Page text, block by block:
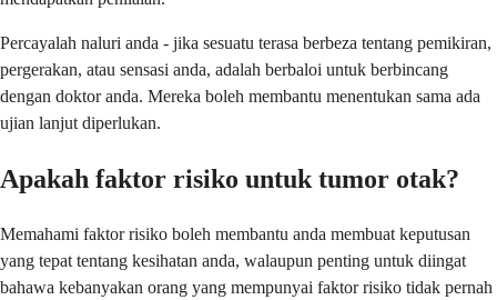
Percayalah naluri anda - jika sesuatu terasa berbeza tentang pemikiran,
pergerakan, atau sensasi anda, adalah berbaloi untuk berbincang
dengan doktor anda. Mereka boleh membantu menentukan sama ada
ujian lanjut diperlukan.
Apakah faktor risiko untuk tumor otak?
Memahami faktor risiko boleh membantu anda membuat keputusan
yang tepat tentang kesihatan anda, walaupun penting untuk diingat
bahawa kebanyakan orang yang mempunyai faktor risiko tidak pernah